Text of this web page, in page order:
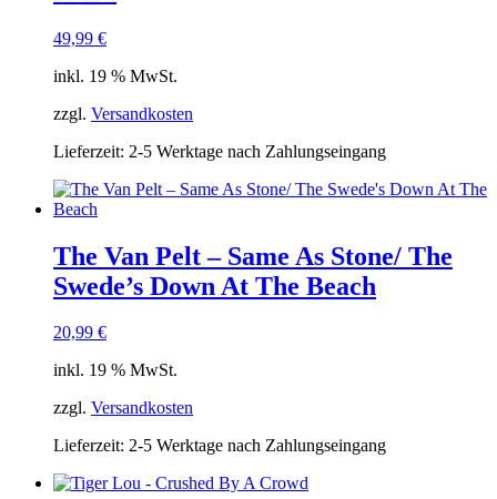
49,99 €
inkl. 19 % MwSt.
zzgl. Versandkosten
Lieferzeit: 2-5 Werktage nach Zahlungseingang
The Van Pelt ‎– Same As Stone/ The
Swede’s Down At The Beach
20,99 €
inkl. 19 % MwSt.
zzgl. Versandkosten
Lieferzeit: 2-5 Werktage nach Zahlungseingang